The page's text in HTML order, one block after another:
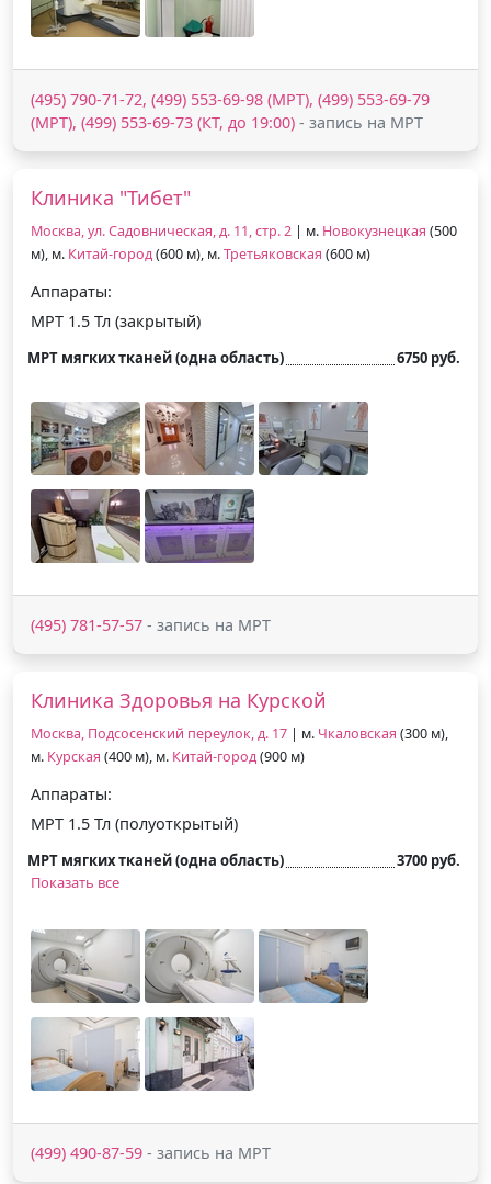
(495) 790-71-72, (499) 553-69-98 (МРТ), (499) 553-69-79
(МРТ), (499) 553-69-73 (КТ, до 19:00) - запись на МРТ
Клиника "Тибет"
Москва, ул. Садовническая, д. 11, стр. 2 | м. Новокузнецкая (500
м), м. Китай-город(600 м), м.Третьяковская (600 м)
Аппараты:
МРТ 1.5 Тл (закрытый)
МРТ мягких тканей (одна область) 6750 руб.
(495) 781-57-57 - запись на МРТ
Клиника Здоровья на Курской
Москва, Подсосенский переулок, д. 17 | м. Чкаловская (300 м),
м. Курская (400 м), м. Китай-город(900 м)
Аппараты:
МРТ 1.5 Тл (полуоткрытый)
МРТ мягких тканей (одна область)
3700 руб.
Показать все
(499) 490-87-59 - запись на МРТ